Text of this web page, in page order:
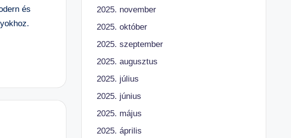
és
2025. november
2025. október
2025. szeptember
2025. augusztus
2025. július
2025. június
2025. május
2025. április